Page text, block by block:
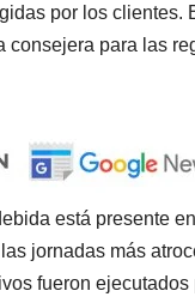
por los clientes.
consejera para las
está presente
jornadas más
fueron